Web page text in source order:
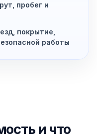
пробег и
покрытие,
работы
и что